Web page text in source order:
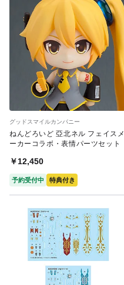
グッドスマイルカンパニー
ねんどろいど 亞北ネル フェイスメ
ーカーコラボ・表情パーツセット
￥12,450
予約受付中 特典付き